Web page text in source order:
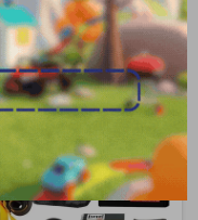
interesar